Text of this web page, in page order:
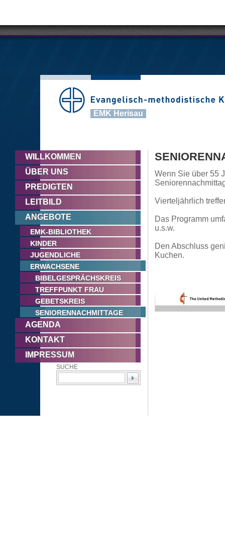
EMK Herisau
WILLKOMMEN
ÜBER UNS
PREDIGTEN
LEITBILD
ANGEBOTE
EMK-BIBLIOTHEK
KINDER
JUGENDLICHE
ERWACHSENE
BIBELGESPRÄCHSKREIS
TREFFPUNKT FRAU
GEBETSKREIS
SENIORENNACHMITTAGE
AGENDA
KONTAKT
IMPRESSUM
SUCHE
Wenn Sie über 55
Vierteljährlich
Das Programm
u.s.w.
Den Abschluss
Kuchen.